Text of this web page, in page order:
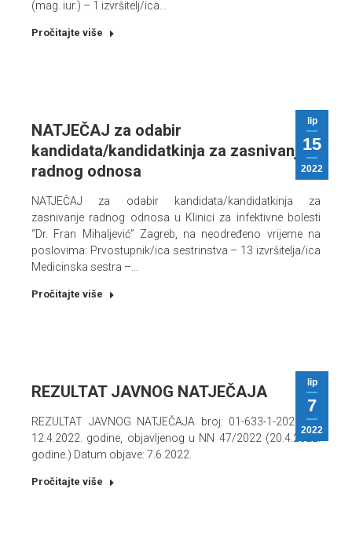
(mag. iur.) – 1 izvršitelj/ica…
Pročitajte više
lip
15
2022
NATJEČAJ za odabir
kandidata/kandidatkinja za zasnivanje
radnog odnosa
NATJEČAJ za odabir kandidata/kandidatkinja za
zasnivanje radnog odnosa u Klinici za infektivne bolesti
“Dr. Fran Mihaljević” Zagreb, na neodređeno vrijeme na
poslovima: Prvostupnik/ica sestrinstva – 13 izvršitelja/ica
Medicinska sestra –…
Pročitajte više
lip
7
2022
REZULTAT JAVNOG NATJEČAJA
REZULTAT JAVNOG NATJEČAJA broj: 01-633-1-2022 od
12.4.2022. godine, objavljenog u NN 47/2022 (20.4.2022.
godine.) Datum objave: 7.6.2022.
Pročitajte više